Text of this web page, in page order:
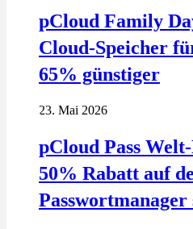
pCloud Family
Cloud-Speicher
65% günstiger
23. Mai 2026
pCloud Pass
50% Rabatt auf
Passwortmanager